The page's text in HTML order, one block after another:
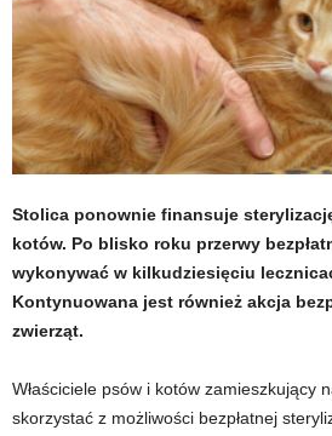
Stolica ponownie finansuje
kotów. Po blisko roku przerwy
wykonywać w kilkudziesięciu
Kontynuowana jest również akcja
zwierząt.
Właściciele psów i kotów zamieszkujący
skorzystać z możliwości bezpłatnej